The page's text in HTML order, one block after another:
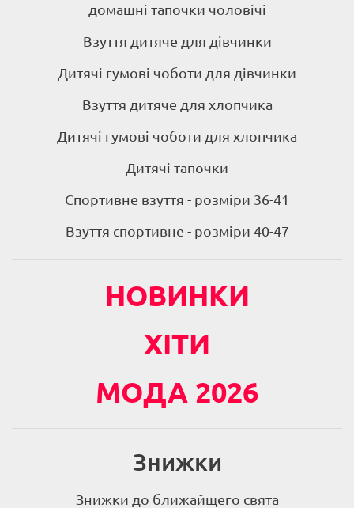
домашні тапочки чоловічі
Взуття дитяче для дівчинки
Дитячі гумові чоботи для дівчинки
Взуття дитяче для хлопчика
Дитячі гумові чоботи для хлопчика
Дитячі тапочки
Спортивне взуття - розміри 36-41
Взуття спортивне - розміри 40-47
НОВИНКИ
ХІТИ
МОДА 2026
Знижки
Знижки до ближайщего свята